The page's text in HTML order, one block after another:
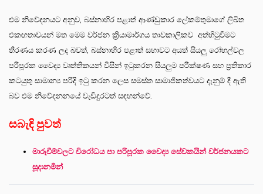
එම නිවේදනයට අනුව, බස්නාහිර පළාත් ආණ්ඩුකාර ලේකම්තුමාගේ ලිඛිත
එකඟතාවයන් මත මෙම වර්ජන ක්‍රියාමාර්ගය තාවකාලිකව අත්හිටුවීමට
තීරණය කරණ ලද බවත්, බස්නාහිර පළාත් සභාවට අයත් සියලු රෝහල්වල
පරිපූරක වෛද්‍ය වෘත්තිකයන් විසින් ඉටුකරන සියලුම පරීක්ෂණ සහ ප්‍රතිකාර
කටයුතු සාමාන්‍ය පරිදි ඉටු කරන ලෙස සමස්ත සාමාජිකත්වයට දැනුම් දී ඇති
බව එම නිවේදනනයේ වැඩිදුරටත් සඳහන්වේ.
සබැඳි පුවත්
මාරුවීම්වලට විරෝධය පා පරිපූරක වෛද්‍ය සේවකයින් වර්ජනයකට
සූදානමින්